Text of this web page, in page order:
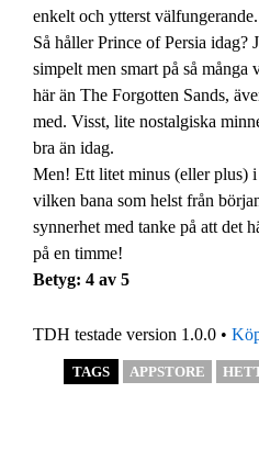
enkelt och ytterst välfungerande.
Så håller Prince of Persia idag?
simpelt men smart på så många
här än The Forgotten Sands,
med. Visst, lite nostalgiska
bra än idag.
Men! Ett litet minus (eller plus)
vilken bana som helst från
synnerhet med tanke på att det
på en timme!
Betyg: 4 av 5
TDH testade version 1.0.0 •
TAGS APPSTORE